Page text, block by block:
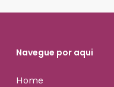
Navegue por aqui
Home